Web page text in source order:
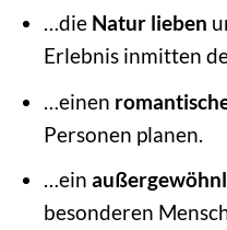
…die Natur lieben
Erlebnis inmitten
…einen
Personen planen.
…ein
besonderen